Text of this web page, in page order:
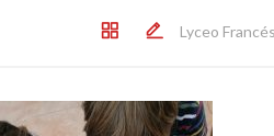
Lyceo Francés